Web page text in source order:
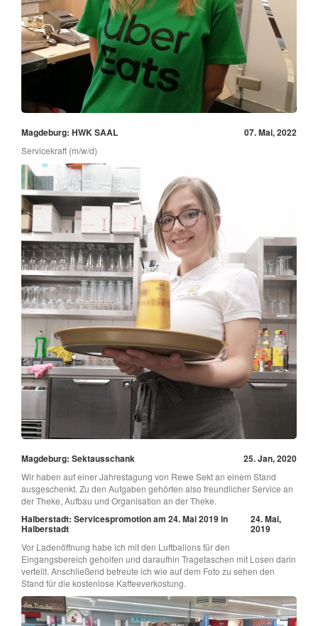
Magdeburg: HWK SAAL 07. Mai, 2022
Servicekraft (m/w/d)
Magdeburg: Sektausschank 25. Jan, 2020
Wir haben auf einer Jahrestagung von Rewe Sekt an einem Stand
ausgeschenkt. Zu den Aufgaben gehörten also freundlicher Service an
der Theke, Aufbau und Organisation an der Theke.
Halberstadt: Servicespromotion am 24. Mai 2019 in
Halberstadt
24. Mai,
2019
Vor Ladenöffnung habe ich mit den Luftballons für den
Eingangsbereich geholfen und daraufhin Tragetaschen mit Losen darin
verteilt. Anschließend betreute ich wie auf dem Foto zu sehen den
Stand für die kostenlose Kaffeeverkostung.